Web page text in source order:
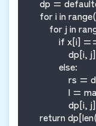
for i in
for j in
if x[i]
            else:
rs =
l
return